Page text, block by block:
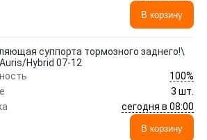
В корзину
суппорта тормозного заднего!\
Hybrid 07-12
100%
3 шт.
сегодня в 08:00
В корзину